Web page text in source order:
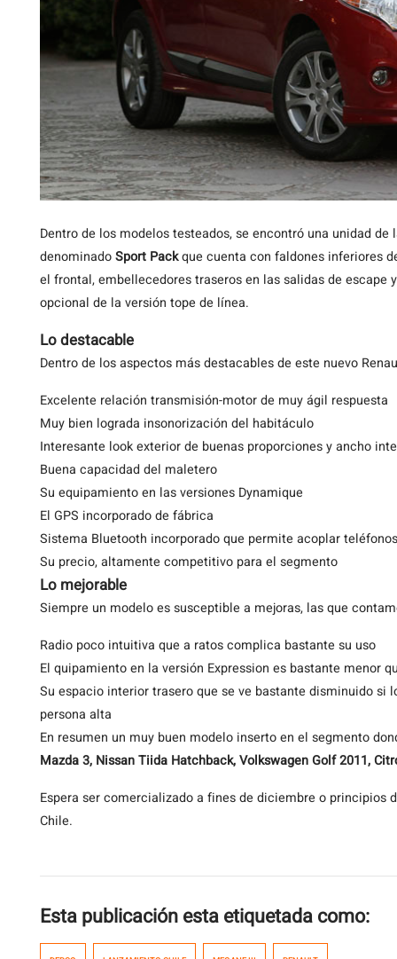
Dentro de los modelos testeados, se encontró una unidad de
denominadoSport Packque cuenta con faldones inferiores
el frontal, embellecedores traseros en las salidas de
opcional de la versión tope de línea.
Lo destacable
Dentro de los aspectos más destacables de este nuevo
Excelente relación transmisión-motor de muy ágil respuesta
Muy bien lograda insonorización del habitáculo
Interesante look exterior de buenas proporciones y ancho
Buena capacidad del maletero
Su equipamiento en las versiones Dynamique
El GPS incorporado de fábrica
Sistema Bluetooth incorporado que permite acoplar
Su precio, altamente competitivo para el segmento
Lo mejorable
Siempre un modelo es susceptible a mejoras, las que
Radio poco intuitiva que a ratos complica bastante su uso
El quipamiento en la versión Expression es bastante menor
Su espacio interior trasero que se ve bastante disminuido si
persona alta
En resumen un muy buen modelo inserto en el segmento
Mazda 3, Nissan Tiida Hatchback, Volkswagen Golf 2011,
Espera ser comercializado a fines de diciembre o principios
Chile.
Esta publicación esta etiquetada como: